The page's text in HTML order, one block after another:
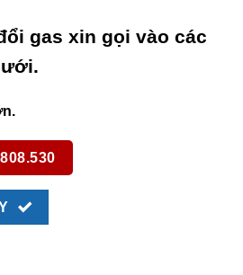
gas xin gọi vào các